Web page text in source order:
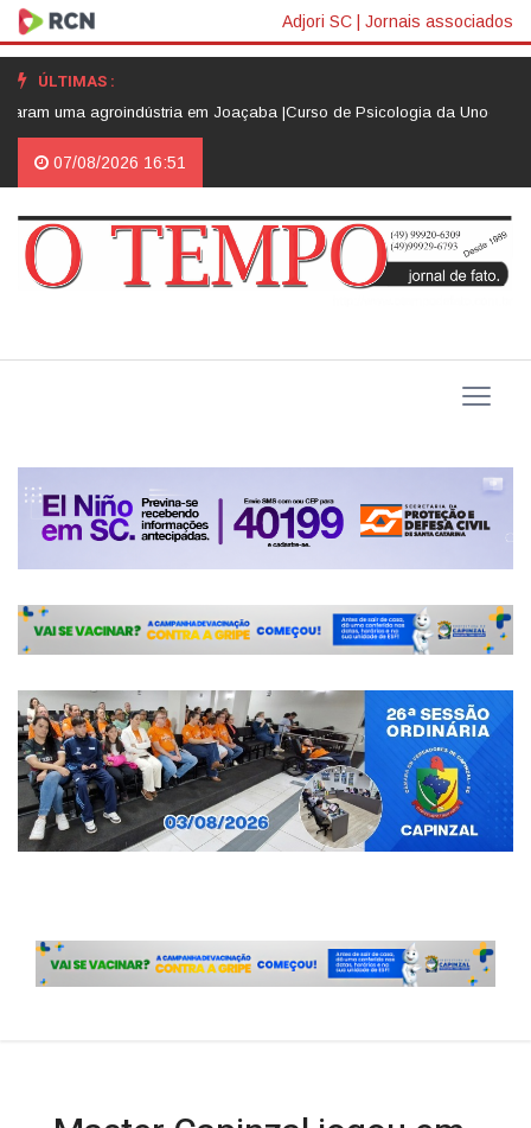
Adjori SC | Jornais associados
ÚLTIMAS :
uma agroindústria em Joaçaba |Curso de Psicologia da Unoesc
07/08/2026 16:51